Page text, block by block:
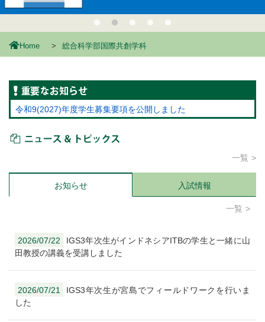
Home 総合科学部国際共創学科
令和9(2027)年度学生募集要項を公開しました
一覧
お知らせ 入試情報
一覧
2026/07/22
IGS3年次生がインドネシアITBの学生と一緒に山
田教授の講義を受講しました
2026/07/21
IGS3年次生が宮島でフィールドワークを行いま
した